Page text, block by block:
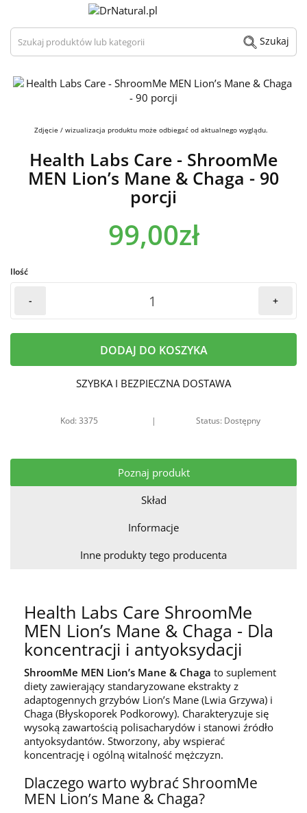
Szukaj produktów lub kategorii Szukaj
Zdjęcie / wizualizacja produktu może odbiegać od aktualnego wyglądu.
Health Labs Care - ShroomMe
MEN Lion’s Mane & Chaga - 90
porcji
99,00zł
Ilość
- +
DODAJ DO KOSZYKA
SZYBKA I BEZPIECZNA DOSTAWA
Kod: 3375 | Status: Dostępny
Poznaj produkt
Skład
Informacje
Inne produkty tego producenta
Health Labs Care ShroomMe
MEN Lion’s Mane & Chaga - Dla
koncentracji i antyoksydacji
ShroomMe MEN Lion’s Mane & Chaga to suplement
diety zawierający standaryzowane ekstrakty z
adaptogennych grzybów Lion’s Mane (Lwia Grzywa) i
Chaga (Błyskoporek Podkorowy). Charakteryzuje się
wysoką zawartością polisacharydów i stanowi źródło
antyoksydantów. Stworzony, aby wspierać
koncentrację i ogólną witalność mężczyzn.
Dlaczego warto wybrać ShroomMe
MEN Lion’s Mane & Chaga?